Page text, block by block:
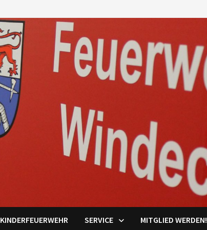
KINDERFEUERWEHR SERVICE MITGLIED WERDEN!